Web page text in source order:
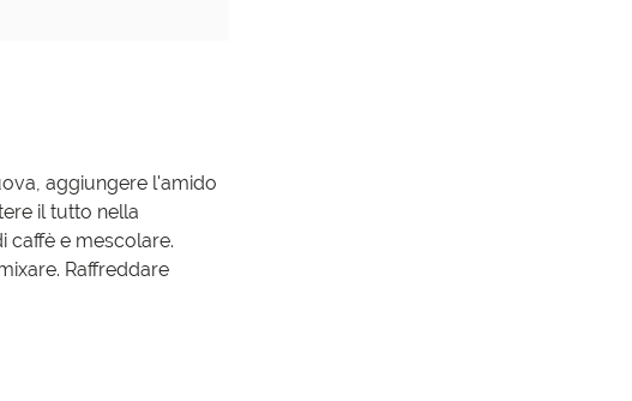
aggiungere l'amido
il tutto nella
caffè e mescolare.
Raffreddare